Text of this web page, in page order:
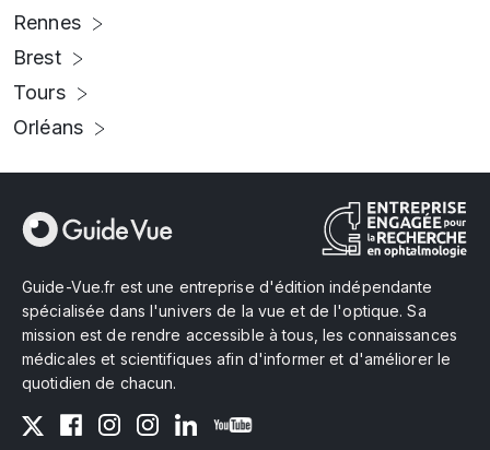
Rennes
Brest
Tours
Orléans
Guide-Vue.fr est une entreprise d'édition indépendante
spécialisée dans l'univers de la vue et de l'optique. Sa
mission est de rendre accessible à tous, les connaissances
médicales et scientifiques afin d'informer et d'améliorer le
quotidien de chacun.